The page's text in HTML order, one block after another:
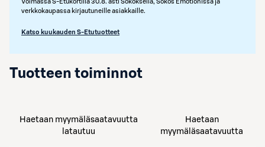
Voimassa S-Etukortilla 30.8. asti Sokoksella, Sokos Emotionissa ja
verkkokaupassa kirjautuneille asiakkaille.
Katso kuukauden S-Etutuotteet
Tuotteen toiminnot
Haetaan myymäläsaatavuutta
latautuu
Haetaan
myymäläsaatavuutta